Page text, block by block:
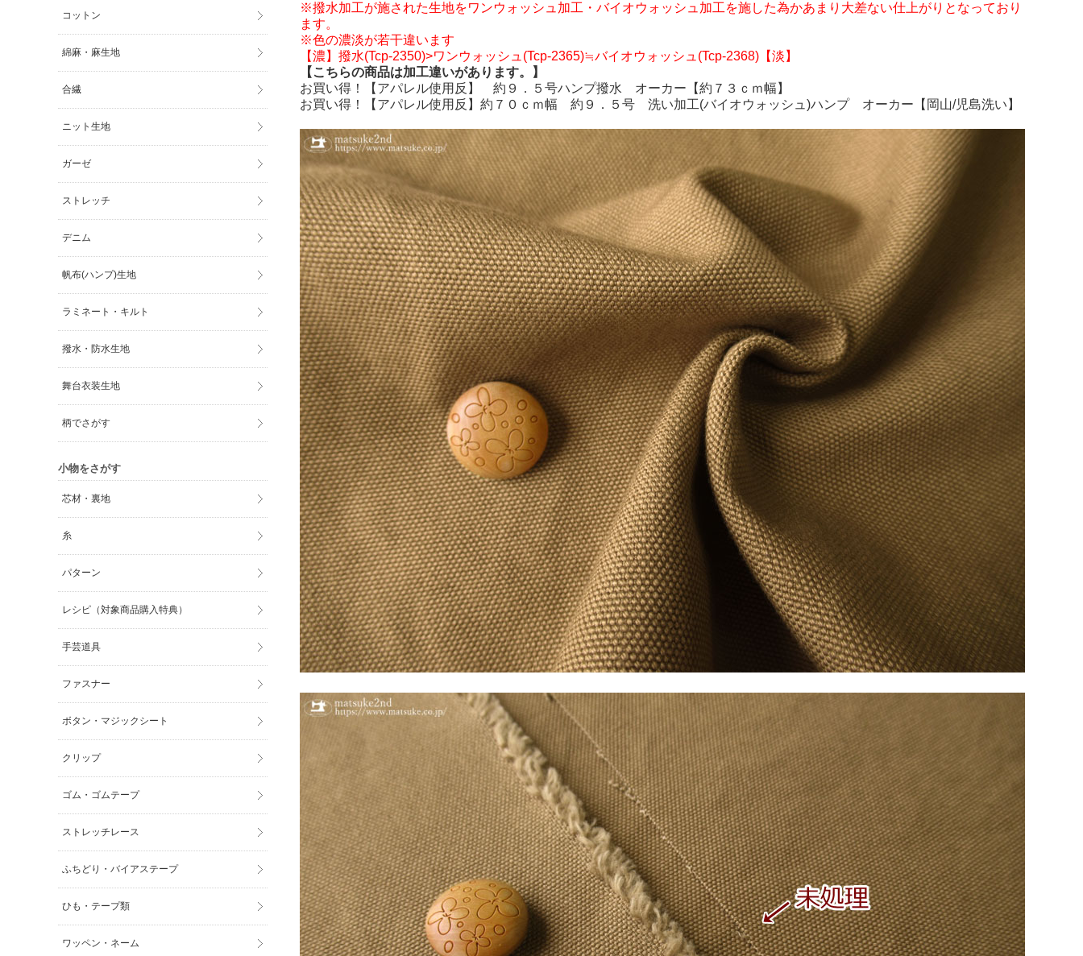
※撥水加工が施された生地をワンウォッシュ加工・バイオウォッシュ加工を施した為かあまり大差ない仕上がりとなっており
ます。
※色の濃淡が若干違います
【濃】撥水(Tcp-2350)>ワンウォッシュ(Tcp-2365)≒バイオウォッシュ(Tcp-2368)【淡】
【こちらの商品は加工違いがあります。】
お買い得！【アパレル使用反】 約９．５号ハンプ撥水 オーカー【約７３ｃｍ幅】
お買い得！【アパレル使用反】約７０ｃｍ幅 約９．５号 洗い加工(バイオウォッシュ)ハンプ オーカー【岡山/児島洗い】
コットン
綿麻・麻生地
合繊
ニット生地
ガーゼ
ストレッチ
デニム
帆布(ハンプ)生地
ラミネート・キルト
撥水・防水生地
舞台衣装生地
柄でさがす
小物をさがす
芯材・裏地
糸
パターン
レシピ（対象商品購入特典）
手芸道具
ファスナー
ボタン・マジックシート
クリップ
ゴム・ゴムテープ
ストレッチレース
ふちどり・バイアステープ
ひも・テープ類
ワッペン・ネーム